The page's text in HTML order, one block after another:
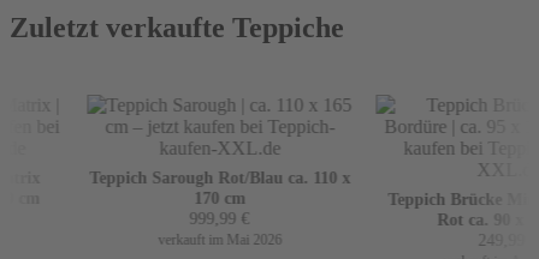
Zuletzt verkaufte Teppiche
Teppich Sarough Rot/Blau ca. 110 x
170 cm
999,99€
verkauft im Mai 2026
Teppich Brücke Mir
Rot ca. 90 x
249,99